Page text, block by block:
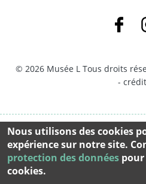
© 2026 Musée L Tous droits
-
Nous utilisons des cookies
expérience sur notre site.
protection des donnéespour
cookies.